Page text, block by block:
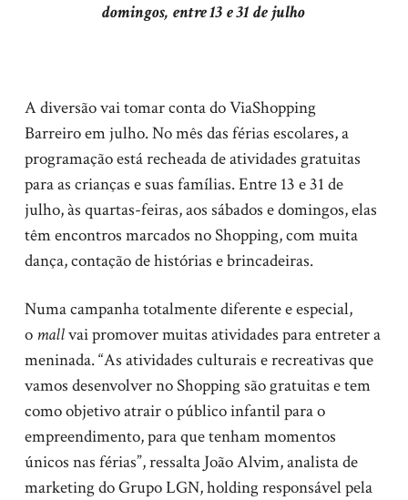
domingos, entre 13 e 31 de julho
A diversão vai tomar conta do ViaShopping
Barreiroem julho. No mês das férias escolares, a
programação está recheada de atividades gratuitas
para as crianças e suas famílias. Entre 13 e 31 de
julho, às quartas-feiras, aos sábados e domingos, elas
têm encontros marcados no Shopping, com muita
dança, contação de histórias e brincadeiras.
Numa campanha totalmente diferente e especial,
o mallvai promover muitas atividades para entreter a
meninada. “As atividades culturais e recreativas que
vamos desenvolver no Shopping são gratuitas e tem
como objetivo atrair o público infantil para o
empreendimento, para que tenham momentos
únicos nas férias”, ressalta João Alvim, analista de
marketing do Grupo LGN, holding responsável pela